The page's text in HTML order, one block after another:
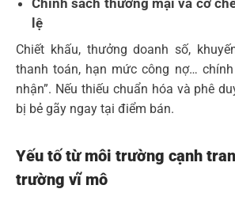
lệ
Chiết khấu, thưởng doanh số,
thanh toán, hạn mức công nợ…
nhận”. Nếu thiếu chuẩn hóa và phê
bị bẻ gãy ngay tại điểm bán.
Yếu tố từ môi trường cạnh
trường vĩ mô